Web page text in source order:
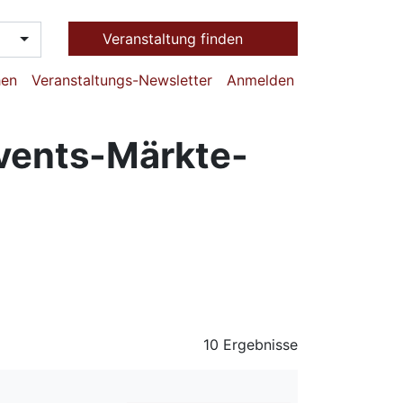
Veranstaltung finden
Veranstaltungs-Newsletter Anmelden
Märkte-
10 Ergebnisse